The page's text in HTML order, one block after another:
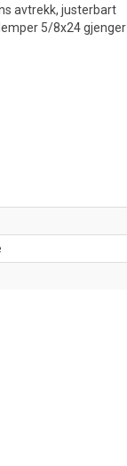
avtrekk, justerbart
5/8x24 gjenger